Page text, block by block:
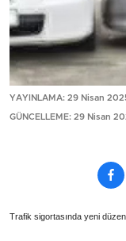
YAYINLAMA: 29 Nisan
GÜNCELLEME: 29 Nisan
Trafik sigortasında yeni